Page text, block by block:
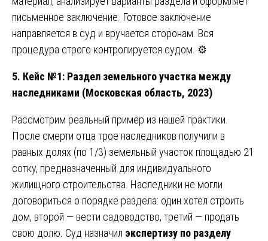
письменное заключение. Готовое заключение
направляется в суд и вручается сторонам. Вся
процедура строго контролируется судом. ⚙️
5. Кейс №1: Раздел земельного участка между
наследниками (Московская область, 2023)
Рассмотрим реальный пример из нашей практики.
После смерти отца трое наследников получили в
равных долях (по 1/3) земельный участок площадью 21
сотку, предназначенный для индивидуального
жилищного строительства. Наследники не могли
договориться о порядке раздела: один хотел строить
дом, второй — вести садоводство, третий — продать
свою долю. Суд назначил экспертизу по разделу